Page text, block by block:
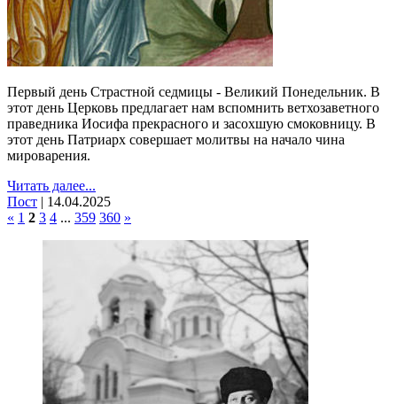
Первый день Страстной седмицы - Великий Понедельник. В
этот день Церковь предлагает нам вспомнить ветхозаветного
праведника Иосифа прекрасного и засохшую смоковницу. В
этот день Патриарх совершает молитвы на начало чина
мироварения.
Читать далее...
Пост | 14.04.2025
« 1 2 3 4 ... 359 360 »